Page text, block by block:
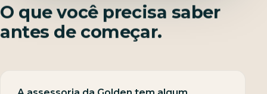
O que você precisa saber
antes de começar.